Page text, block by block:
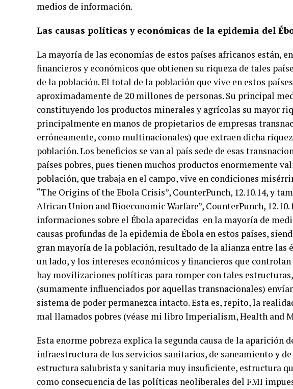
medios de información.
Las causas políticas y económicas de la epidemia del
La mayoría de las economías de estos países africanos están,
financieros y económicos que obtienen su riqueza de tales
de la población. El total de la población que vive en estos
aproximadamente de 20 millones de personas. Su principal
constituyendo los productos minerales y agrícolas su mayor
principalmente en manos de propietarios de empresas
erróneamente, como multinacionales) que extraen dicha
población. Los beneficios se van al país sede de esas
países pobres, pues tienen muchos productos enormemente
población, que trabaja en el campo, vive en condiciones
“The Origins of the Ebola Crisis”, CounterPunch, 12.10.14, y
African Union and Bioeconomic Warfare”, CounterPunch,
informaciones sobre el Ébola aparecidas en la mayoría de
causas profundas de la epidemia de Ébola en estos países,
gran mayoría de la población, resultado de la alianza entre las
un lado, y los intereses económicos y financieros que controlan
hay movilizaciones políticas para romper con tales
(sumamente influenciados por aquellas transnacionales)
sistema de poder permanezca intacto. Esta es, repito, la
mal llamados pobres (véase mi libro Imperialism, Health and
Esta enorme pobreza explica la segunda causa de la aparición
infraestructura de los servicios sanitarios, de saneamiento y
estructura salubrista y sanitaria muy insuficiente, estructura
como consecuencia de las políticas neoliberales del FMI